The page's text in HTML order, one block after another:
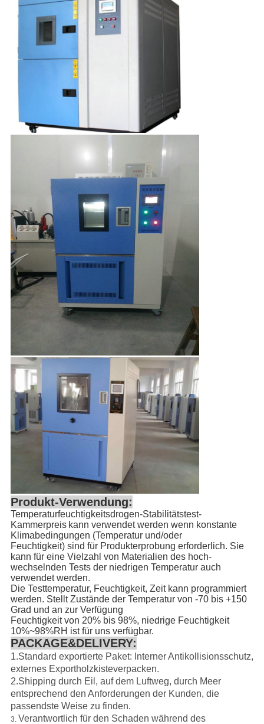
Produkt-Verwendung:
Temperaturfeuchtigkeitsdrogen-Stabilitätstest-
Kammerpreis kann verwendet werden wenn konstante
Klimabedingungen (Temperatur und/oder
Feuchtigkeit) sind für Produkterprobung erforderlich. Sie
kann für eine Vielzahl von Materialien des hoch-
wechselnden Tests der niedrigen Temperatur auch
verwendet werden.
Die Testtemperatur, Feuchtigkeit, Zeit kann programmiert
werden. Stellt Zustände der Temperatur von -70 bis +150
Grad und an zur Verfügung
Feuchtigkeit von 20% bis 98%, niedrige Feuchtigkeit
10%~98%RH ist für uns verfügbar.
PACKAGE&DELIVERY:
1.Standard exportierte Paket: Interner Antikollisionsschutz,
externes Exportholzkisteverpacken.
2.Shipping durch Eil, auf dem Luftweg, durch Meer
entsprechend den Anforderungen der Kunden, die
passendste Weise zu finden.
3. Verantwortlich für den Schaden während des